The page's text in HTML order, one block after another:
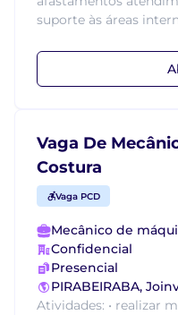
suporte às áreas
Vaga De
Costura
Vaga PCD
Mecânico de
Confidencial
Presencial
PIRABEIRABA,
Atividades: • realizar